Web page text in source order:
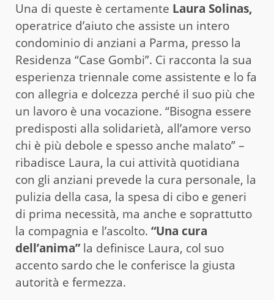
Una di queste è certamente Laura Solinas,
operatrice d’aiuto che assiste un intero
condominio di anziani a Parma, presso la
Residenza “Case Gombi”. Ci racconta la sua
esperienza triennale come assistente e lo fa
con allegria e dolcezza perché il suo più che
un lavoro è una vocazione. “Bisogna essere
predisposti alla solidarietà, all’amore verso
chi è più debole e spesso anche malato” –
ribadisce Laura, la cui attività quotidiana
con gli anziani prevede la cura personale, la
pulizia della casa, la spesa di cibo e generi
di prima necessità, ma anche e soprattutto
la compagnia e l’ascolto. “Una cura
dell’anima” la definisce Laura, col suo
accento sardo che le conferisce la giusta
autorità e fermezza.